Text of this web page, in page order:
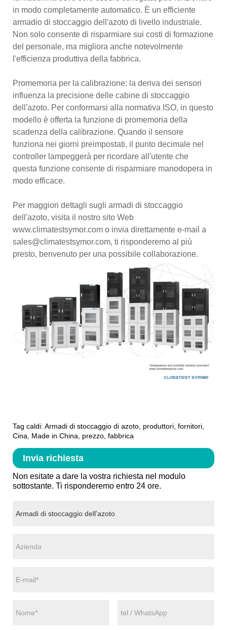
in modo completamente automatico. È un efficiente
armadio di stoccaggio dell'azoto di livello industriale.
Non solo consente di risparmiare sui costi di formazione
del personale, ma migliora anche notevolmente
l'efficienza produttiva della fabbrica.
Promemoria per la calibrazione: la deriva dei sensori
influenza la precisione delle cabine di stoccaggio
dell'azoto. Per conformarsi alla normativa ISO, in questo
modello è offerta la funzione di promemoria della
scadenza della calibrazione. Quando il sensore
funziona nei giorni preimpostati, il punto decimale nel
controller lampeggerà per ricordare all'utente che
questa funzione consente di risparmiare manodopera in
modo efficace.
Per maggiori dettagli sugli armadi di stoccaggio
dell'azoto, visita il nostro sito Web
www.climatestsymor.com o invia direttamente e-mail a
sales@climatestsymor.com, ti risponderemo al più
presto, benvenuto per una possibile collaborazione.
Tag caldi: Armadi di stoccaggio di azoto, produttori, fornitori,
Cina, Made in China, prezzo, fabbrica
Invia richiesta
Non esitate a dare la vostra richiesta nel modulo
sottostante. Ti risponderemo entro 24 ore.